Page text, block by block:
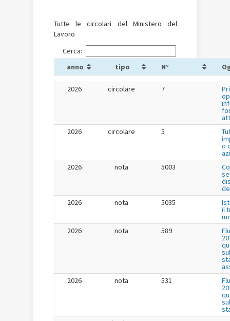
Tutte le circolari del Ministero del
Lavoro
Cerca:
anno
tipo N°
2026 circolare 7
2026
circolare 5
o
2026
nota 5003
2026
nota 5035
il
2026
nota 589
2026
nota 531